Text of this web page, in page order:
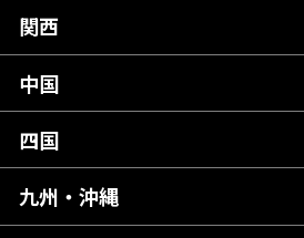
岩手県
宮城県
福島県
群馬県
千葉県
東京都
神奈川県
富山県
石川県
山梨県
長野県
岐阜県
静岡県
愛知県
関西
滋賀県
京都府
大阪府
中国
広島県
岡山県
四国
愛媛県
九州・沖縄